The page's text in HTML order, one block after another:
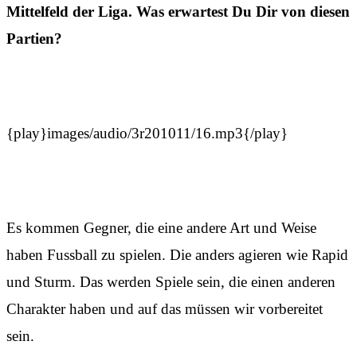
Mittelfeld der Liga. Was erwartest Du Dir von diesen
Partien?
{play}images/audio/3r201011/16.mp3{/play}
Es kommen Gegner, die eine andere Art und Weise
haben Fussball zu spielen. Die anders agieren wie Rapid
und Sturm. Das werden Spiele sein, die einen anderen
Charakter haben und auf das müssen wir vorbereitet
sein.